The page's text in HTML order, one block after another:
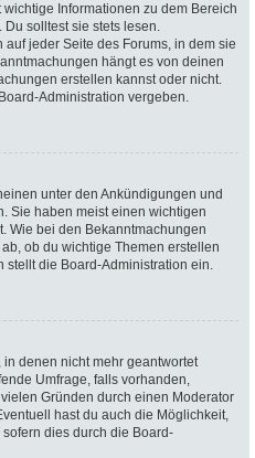
Informationen zu dem Bereich
solltest sie stets lesen.
jeder Seite des Forums, in dem sie
hängt es von deinen
erstellen kannst oder nicht.
Administration vergeben.
unter den Ankündigungen und
Sie haben meist einen wichtigen
Wie bei den Bekanntmachungen
ob du wichtige Themen erstellen
stellt die Board-Administration ein.
denen nicht mehr geantwortet
Umfrage, falls vorhanden,
Gründen durch einen Moderator
hast du auch die Möglichkeit,
dies durch die Board-